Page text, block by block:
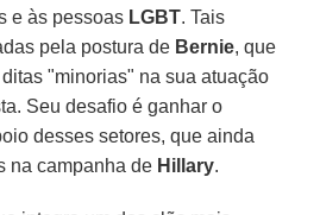
e às pessoas LGBT. Tais
pela postura de Bernie, que
"minorias" na sua atuação
Seu desafio é ganhar o
desses setores, que ainda
na campanha de Hillary.